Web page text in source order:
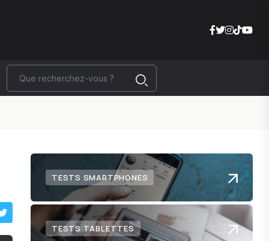
TESTS SMARTPHONES
TESTS TABLETTES